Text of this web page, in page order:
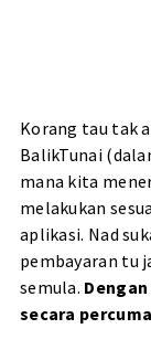
Korang tau tak
BalikTunai
mana kita
melakukan
aplikasi. Nad
pembayaran tu
semula.
secara